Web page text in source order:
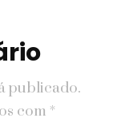
publicado.
com *